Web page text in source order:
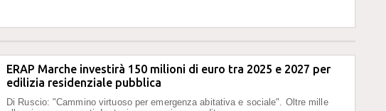
ERAP Marche investirà 150 milioni di euro tra 2025 e 2027 per
edilizia residenziale pubblica
Di Ruscio: "Cammino virtuoso per emergenza abitativa e sociale". Oltre mille